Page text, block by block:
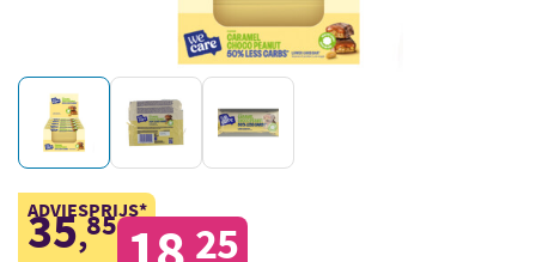
ADVIESPRIJS*
35,85 25